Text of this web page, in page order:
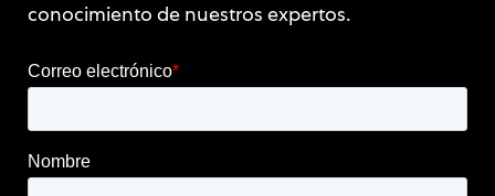
conocimiento de nuestros expertos.
Correo electrónico*
Nombre